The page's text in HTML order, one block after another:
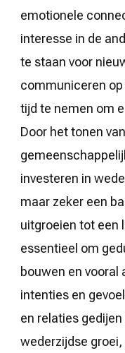
emotionele
interesse in de
te staan voor
communiceren
tijd te nemen om
Door het tonen
investeren in
maar zeker een
uitgroeien tot een
essentieel om
bouwen en vooral
intenties en
en relaties
wederzijdse